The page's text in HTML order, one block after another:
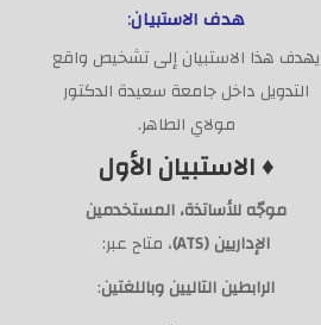
هدف الاستبيان:
يهدف هذا الاستبيان إلى تشخيص واقع
التدويل داخل جامعة سعيدة الدكتور
مولاي الطاهر.
♦الاستبيان الأول
موجّهللأساتذة، المستخدمين
الإداريين(ATS) ، متاح عبر:
الرابطين التاليين وباللغتين: